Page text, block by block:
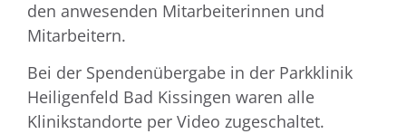
den anwesenden Mitarbeiterinnen und
Mitarbeitern.
Bei der Spendenübergabe in der Parkklinik
Heiligenfeld Bad Kissingen waren alle
Klinikstandorte per Video zugeschaltet.